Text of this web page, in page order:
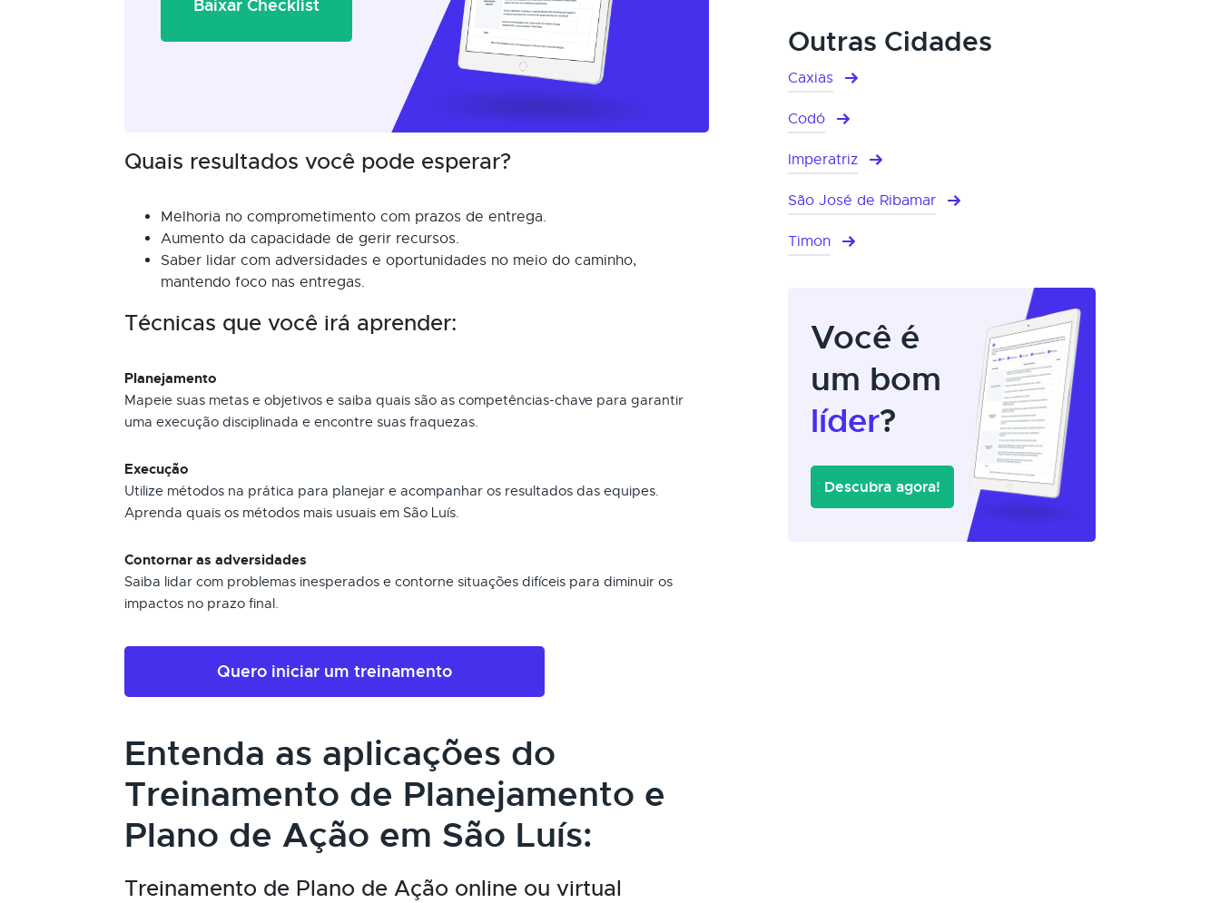
Baixar Checklist
Quais resultados você pode esperar?
Melhoria no comprometimento com prazos de entrega.
Aumento da capacidade de gerir recursos.
Saber lidar com adversidades e oportunidades no meio do caminho,
mantendo foco nas entregas.
Técnicas que você irá aprender:
Planejamento
Mapeie suas metas e objetivos e saiba quais são as competências-chave para garantir
uma execução disciplinada e encontre suas fraquezas.
Execução
Utilize métodos na prática para planejar e acompanhar os resultados das equipes.
Aprenda quais os métodos mais usuais em São Luís.
Contornar as adversidades
Saiba lidar com problemas inesperados e contorne situações difíceis para diminuir os
impactos no prazo final.
Quero iniciar um treinamento
Entenda as aplicações do
Treinamento de Planejamento e
Plano de Ação em São Luís:
Treinamento de Plano de Ação online ou virtual
Outras Cidades
Caxias
Codó
Imperatriz
São José de Ribamar
Timon
Você é
um bom
líder?
Descubra agora!